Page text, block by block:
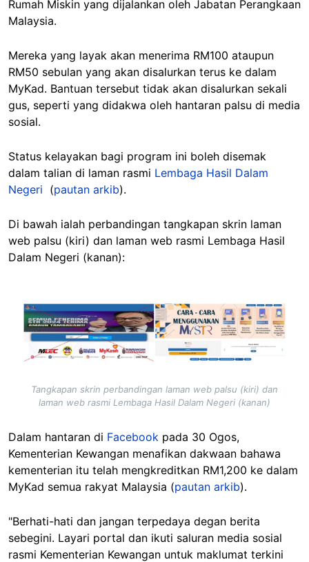
Rumah Miskin yang dijalankan oleh Jabatan Perangkaan
Malaysia.
Mereka yang layak akan menerima RM100 ataupun
RM50 sebulan yang akan disalurkan terus ke dalam
MyKad. Bantuan tersebut tidak akan disalurkan sekali
gus, seperti yang didakwa oleh hantaran palsu di media
sosial.
Status kelayakan bagi program ini boleh disemak
dalam talian di laman rasmi Lembaga Hasil Dalam
Negeri (pautan arkib).
Di bawah ialah perbandingan tangkapan skrin laman
web palsu (kiri) dan laman web rasmi Lembaga Hasil
Dalam Negeri (kanan):
Image
Tangkapan skrin perbandingan laman web palsu (kiri) dan
laman web rasmi Lembaga Hasil Dalam Negeri (kanan)
Dalam hantaran di Facebook pada 30 Ogos,
Kementerian Kewangan menafikan dakwaan bahawa
kementerian itu telah mengkreditkan RM1,200 ke dalam
MyKad semua rakyat Malaysia (pautan arkib).
"Berhati-hati dan jangan terpedaya degan berita
sebegini. Layari portal dan ikuti saluran media sosial
rasmi Kementerian Kewangan untuk maklumat terkini